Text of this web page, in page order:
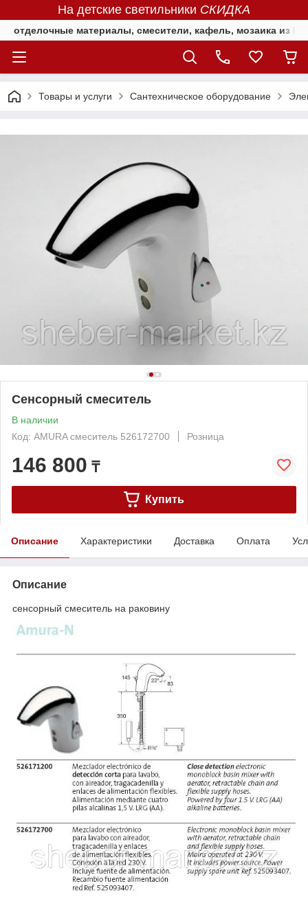
На детские светильники СКИДКА
отделочные материалы, смесители, кафель, мозаика из
Товары и услуги Сантехническое оборудование
Сенсорный смеситель
В наличии
Код: AMURA смеситель 526172700
Розница
146 800 ₸
Купить
Описание Характеристики Доставка Оплата
Описание
сенсорный смеситель на раковину